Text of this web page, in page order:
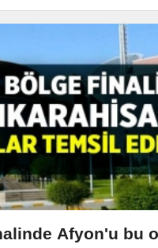
Afyon'u bu